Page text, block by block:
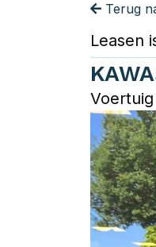
Terug
Leasen